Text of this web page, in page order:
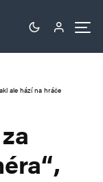
ale hází na hráče